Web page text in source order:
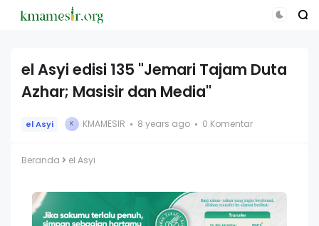
el Asyi edisi 135 "Jemari Tajam Duta
Azhar; Masisir dan Media"
el Asyi K KMAMESIR 8 years ago 0 Komentar
Beranda el Asyi